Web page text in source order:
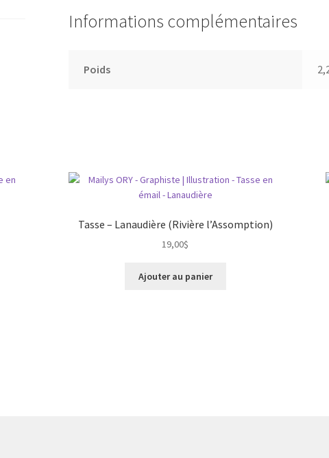
Informations complémentaires
Poids
Tasse – Lanaudière (Rivière l’Assomption)
19,00$
Ajouter au panier